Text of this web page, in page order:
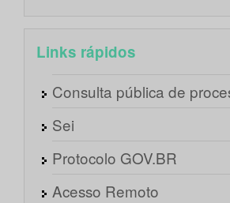
Links rápidos
Consulta pública de
Sei
Protocolo GOV.BR
Acesso Remoto